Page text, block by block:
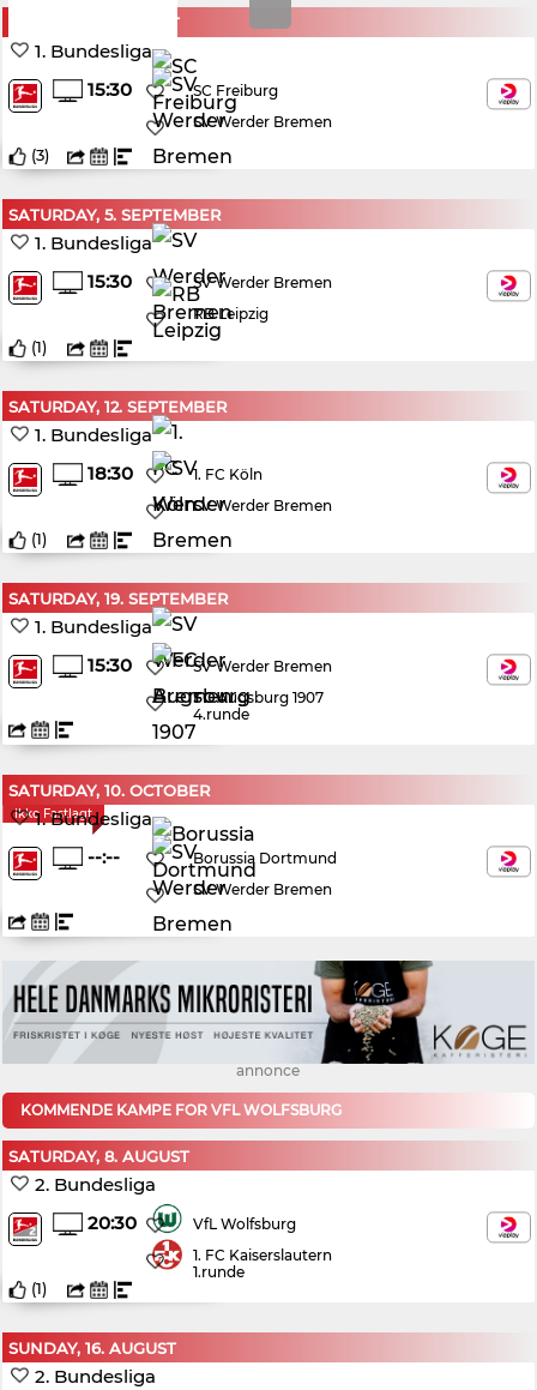
SUNDAY, 30. AUGUST
1. Bundesliga
15:30
SC Freiburg
SV Werder Bremen
(3)
SATURDAY, 5. SEPTEMBER
1. Bundesliga
15:30
SV Werder Bremen
RB Leipzig
(1)
SATURDAY, 12. SEPTEMBER
1. Bundesliga
18:30
1. FC Köln
SV Werder Bremen
(1)
SATURDAY, 19. SEPTEMBER
1. Bundesliga
15:30
SV Werder Bremen
FC Augsburg 1907
4.runde
SATURDAY, 10. OCTOBER
Ikke Fastlagt
1. Bundesliga
--:--
Borussia Dortmund
SV Werder Bremen
annonce
KOMMENDE KAMPE FOR VFL WOLFSBURG
SATURDAY, 8. AUGUST
2. Bundesliga
20:30
VfL Wolfsburg
1. FC Kaiserslautern
1.runde
(1)
SUNDAY, 16. AUGUST
2. Bundesliga